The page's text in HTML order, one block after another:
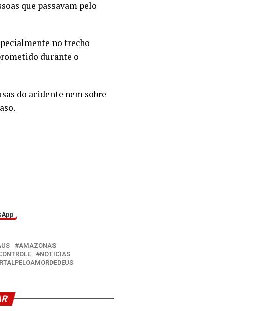
que passavam pelo
no trecho
durante o
do acidente nem sobre
AMAZONAS
NOTÍCIAS